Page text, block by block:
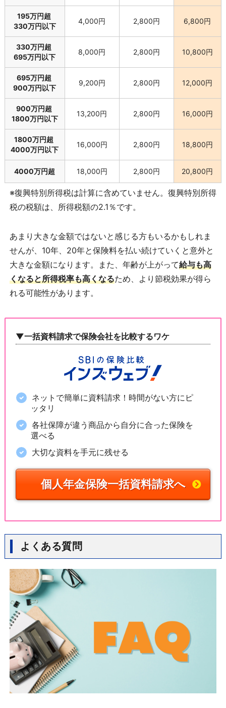
195万円超
330万円以下
4,000円 2,800円 6,800円
330万円超
695万円以下
8,000円 2,800円 10,800円
695万円超
900万円以下
9,200円 2,800円 12,000円
900万円超
1800万円以下
13,200円 2,800円 16,000円
1800万円超
4000万円以下
16,000円 2,800円 18,800円
4000万円超 18,000円 2,800円 20,800円
※復興特別所得税は計算に含めていません。復興特別所得
税の税額は、所得税額の2.1％です。
あまり大きな金額ではないと感じる方もいるかもしれま
せんが、10年、20年と保険料を払い続けていくと意外と
大きな金額になります。また、年齢が上がって給与も高
くなると所得税率も高くなるため、より節税効果が得ら
れる可能性があります。
▼一括資料請求で保険会社を比較するワケ
ネットで簡単に資料請求！時間がない方にピ
ッタリ
各社保障が違う商品から自分に合った保険を
選べる
大切な資料を手元に残せる
個人年金保険一括資料請求へ
よくある質問